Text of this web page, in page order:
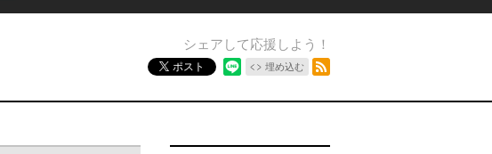
シェアして応援しよう！
ポスト 埋め込む